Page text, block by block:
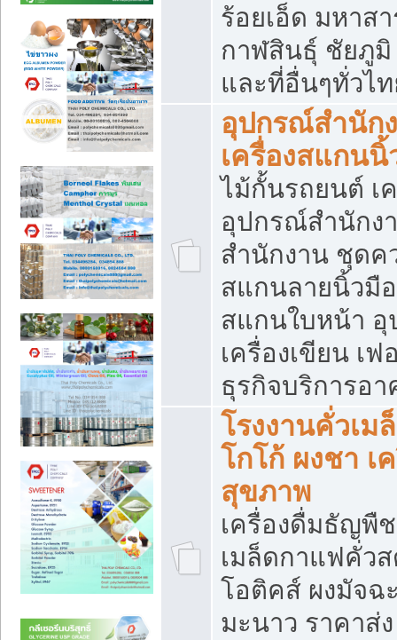
ร้อยเอ็ด มหาส
กาฬสินธุ์ ชัยภู
และที่อื่นๆทั่วไ
อุปกรณ์สำนัก
เครื่องสแกนนิ้
ไม้กั้นรถยนต์ เ
อุปกรณ์สำนักง
สำนักงาน ชุดค
สแกนลายนิ้วมื
สแกนใบหน้า
เครื่องเขียน เ
ธุรกิจบริการอ
โรงงานคั่วเม
โกโก้ ผงชา เ
สุขภาพ
เครื่องดื่มธัญพื
เมล็ดกาแฟคั่ว
โอติคส์ ผงมัจฉ
มะนาว ราคาส่